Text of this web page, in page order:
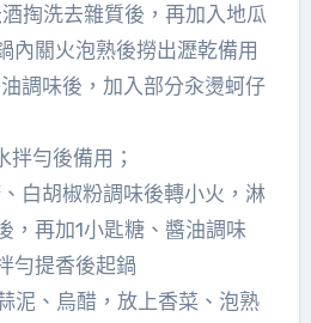
掏洗去雜質後，再加入地瓜
內關火泡熟後撈出瀝乾備用
調味後，加入部分汆燙蚵仔
拌勻後備用；
白胡椒粉調味後轉小火，淋
，再加1小匙糖、醬油調味
勻提香後起鍋
泥、烏醋，放上香菜、泡熟